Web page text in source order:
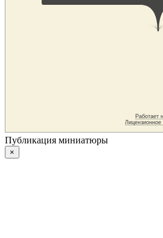
Публикация миниатюры
×